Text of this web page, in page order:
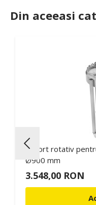
Din aceeasi
Suport rotativ
Ø900 mm
3.548,00 RON